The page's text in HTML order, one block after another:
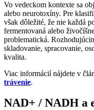
Vo vedeckom kontexte sa
alebo neurotoxíny. Pre
však dôležité, že nie každá
fermentovaná alebo
problematická.
skladovanie, spracovanie,
kvalita.
Viac informácií nájdete v
trávenie.
NAD+ / NADH a